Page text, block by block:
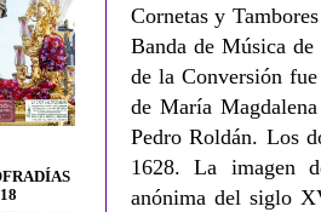
Cornetas y
Banda de Música
de la Conversión
de María
Pedro Roldán. Los
1628. La imagen
anónima del siglo